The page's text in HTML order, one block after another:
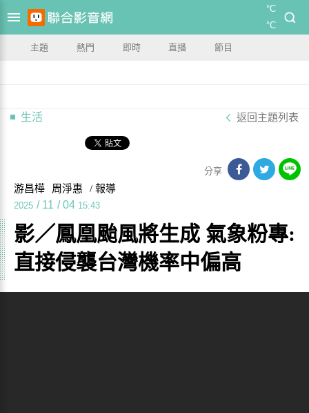
°C
°C
主題 熱門 即時 直播 節目
生活 返回主題列表
分享
游昌樺 周淨惠 / 報導
2025 / 11 / 04 15:43
影／鳳凰颱風將生成 氣象粉專:
直接侵襲台灣機率中偏高